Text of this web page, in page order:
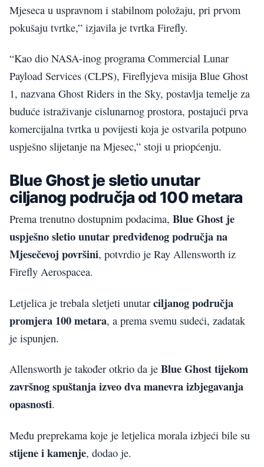
Mjeseca u uspravnom i stabilnom položaju, pri prvom
pokušaju tvrtke,” izjavila je tvrtka Firefly.
“Kao dio NASA-inog programa Commercial Lunar
Payload Services (CLPS), Fireflyjeva misija Blue Ghost
1, nazvana Ghost Riders in the Sky, postavlja temelje za
buduće istraživanje cislunarnog prostora, postajući prva
komercijalna tvrtka u povijesti koja je ostvarila potpuno
uspješno slijetanje na Mjesec,” stoji u priopćenju.
Blue Ghost je sletio unutar
ciljanog područja od 100 metara
Prema trenutno dostupnim podacima, Blue Ghost je
uspješno sletio unutar predviđenog područja na
Mjesečevoj površini, potvrdio je Ray Allensworth iz
Firefly Aerospacea.
Letjelica je trebala sletjeti unutar ciljanog područja
promjera 100 metara, a prema svemu sudeći, zadatak
je ispunjen.
Allensworth je također otkrio da je Blue Ghost tijekom
završnog spuštanja izveo dva manevra izbjegavanja
opasnosti.
Među preprekama koje je letjelica morala izbjeći bile su
stijene i kamenje, dodao je.